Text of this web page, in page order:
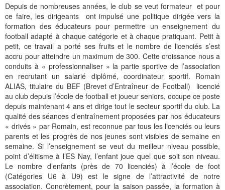
Depuis de nombreuses années, le club se veut formateur et pour
ce faire, les dirigeants
ont impulsé une politique dirigée vers la
formation des éducateurs pour permettre un enseignement du
football adapté à chaque catégorie et à chaque pratiquant. Petit à
petit, ce travail a porté ses fruits et le nombre de licenciés s’est
accru pour atteindre un maximum de 300. Cette croissance nous a
conduits à « professionnaliser » la partie sportive de l’association
en recrutant un salarié diplômé, coordinateur sportif. Romain
ALIAS, titulaire du BEF (Brevet d’Entraîneur de Football)
licencié
au club depuis l’école de football et joueur seniors, occupe ce poste
depuis maintenant 4 ans et dirige tout le secteur sportif du club. La
qualité des séances d’entraînement proposées par nos éducateurs
« drivés » par Romain, est reconnue par tous les licenciés ou leurs
parents et les progrès de nos jeunes sont visibles de semaine en
semaine. Si l’enseignement se veut du meilleur niveau possible,
point d’élitisme à l’ES Nay, l’enfant joue quel que soit son niveau.
Le nombre d’enfants (près de 70 licenciés) à l’école de foot
(Catégories U6 à U9) est le signe de l’attractivité de notre
association. Concrètement, pour la saison passée, la formation à